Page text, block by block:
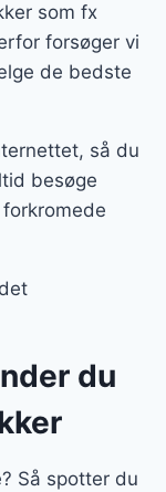
som fx
forsøger vi
de bedste
så du
besøge
du
Så spotter du